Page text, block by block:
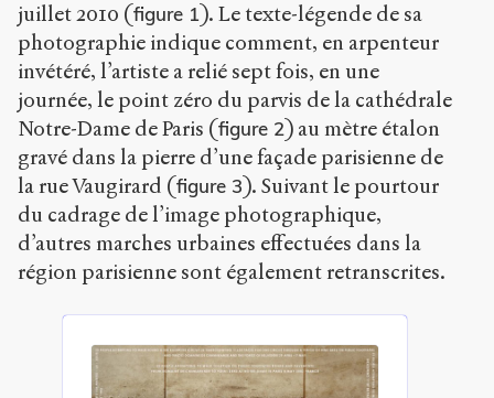
juillet 2010 (figure 1). Le texte-légende de sa
photographie indique comment, en arpenteur
invétéré, l’artiste a relié sept fois, en une
journée, le point zéro du parvis de la cathédrale
Notre-Dame de Paris (figure 2) au mètre étalon
gravé dans la pierre d’une façade parisienne de
la rue Vaugirard (figure 3). Suivant le pourtour
du cadrage de l’image photographique,
d’autres marches urbaines effectuées dans la
région parisienne sont également retranscrites.